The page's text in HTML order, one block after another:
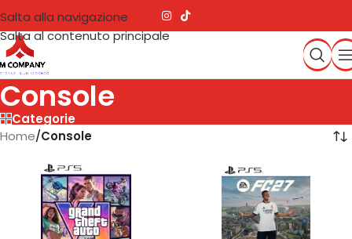
Salta alla navigazione
Salta al contenuto principale
Console
Categorie
Home/Console